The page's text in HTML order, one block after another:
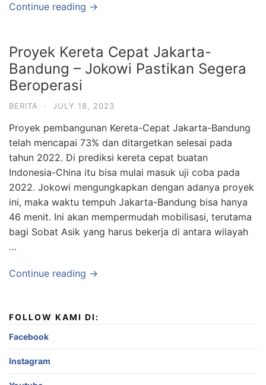
Continue reading →
Proyek Kereta Cepat Jakarta-
Bandung – Jokowi Pastikan Segera
Beroperasi
BERITA · JULY 18, 2023
Proyek pembangunan Kereta-Cepat Jakarta-Bandung
telah mencapai 73% dan ditargetkan selesai pada
tahun 2022. Di prediksi kereta cepat buatan
Indonesia-China itu bisa mulai masuk uji coba pada
2022. Jokowi mengungkapkan dengan adanya proyek
ini, maka waktu tempuh Jakarta-Bandung bisa hanya
46 menit. Ini akan mempermudah mobilisasi, terutama
bagi Sobat Asik yang harus bekerja di antara wilayah
…
Continue reading →
FOLLOW KAMI DI:
Facebook
Instagram